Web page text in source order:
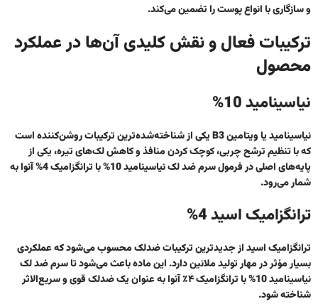
و سازگاری با انواع پوست را تضمین می‌کند.
ترکیبات فعال و نقش کلیدی آن‌ها در عملکرد
محصول
نیاسینامید 10%
نیاسینامید یا ویتامین B3 یکی از شناخته‌شده‌ترین ترکیبات روشن‌کننده است
که با تنظیم ترشح چربی، کوچک کردن منافذ و کاهش لک‌های تیره، یکی از
پایه‌های اصلی در فرمولسرم ضد لک نیاسینامید 10% با ترانگزامیک 4% آنوا
به
شمار می‌رود.
ترانگزامیک اسید 4%
ترانگزامیک اسید از جدیدترین ترکیبات ضدلک محسوب می‌شود که عملکردی
بسیار مؤثر در مهار تولید ملانین دارد. این ماده باعث می‌شود تاسرم ضد لک
نیاسینامید 10% با ترانگزامیک ۴٪ آنوا
به عنوان یکضدلک قوی و سریع‌الاثر
شناخته شود.